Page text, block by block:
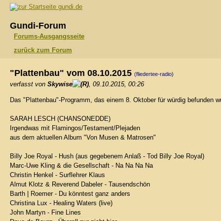
gundi.de
Gundi-Forum
Forums-Ausgangsseite
zurück zum Forum
"Plattenbau" vom 08.10.2015 (fliedertee-radio)
verfasst von Skywise , 09.10.2015, 00:26
Das "Plattenbau"-Programm, das einem 8. Oktober für würdig befunden
SARAH LESCH (CHANSONEDDE)
Irgendwas mit Flamingos/Testament/Plejaden
aus dem aktuellen Album "Von Musen & Matrosen"
Billy Joe Royal - Hush (aus gegebenem Anlaß - Tod Billy Joe Royal)
Marc-Uwe Kling & die Gesellschaft - Na Na Na Na
Christin Henkel - Surflehrer Klaus
Almut Klotz & Reverend Dabeler - Tausendschön
Barth | Roemer - Du könntest ganz anders
Christina Lux - Healing Waters (live)
John Martyn - Fine Lines